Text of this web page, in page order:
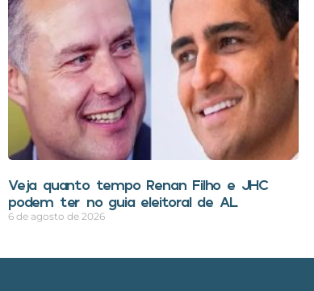
Veja quanto tempo Renan Filho e JHC
podem ter no guia eleitoral de AL
6 de agosto de 2026